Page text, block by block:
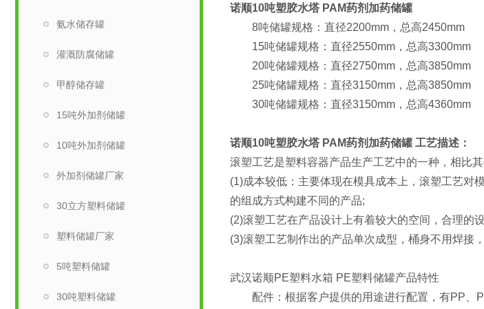
氨水储存罐
灌溉防腐储罐
甲醇储存罐
15吨外加剂储罐
10吨外加剂储罐
外加剂储罐厂家
30立方塑料储罐
塑料储罐厂家
5吨塑料储罐
30吨塑料储罐
诺顺10吨塑胶水塔 PAM药剂加药储罐
8吨储罐规格：直径2200mm，总高2450mm
15吨储罐规格：直径2550mm，总高3300mm
20吨储罐规格：直径2750mm，总高3850mm
25吨储罐规格：直径3150mm，总高3850mm
30吨储罐规格：直径3150mm，总高4360mm
诺顺10吨塑胶水塔 PAM药剂加药储罐 工艺描述：
滚塑工艺是塑料容器产品生产工艺中的一种，相比
(1)成本较低：主要体现在模具成本上，滚塑工艺对
的组成方式构建不同的产品;
(2)滚塑工艺在产品设计上有着较大的空间，合理的
(3)滚塑工艺制作出的产品单次成型，桶身不用焊接
武汉诺顺PE塑料水箱 PE塑料储罐产品特性
配件：根据客户提供的用途进行配置，有PP、